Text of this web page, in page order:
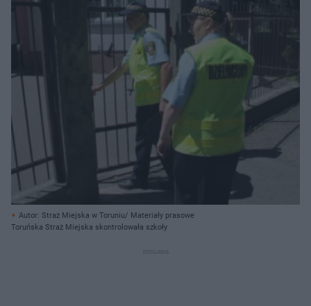
Autor: Straż Miejska w Toruniu/ Materiały prasowe
Toruńska Straż Miejska skontrolowała szkoły